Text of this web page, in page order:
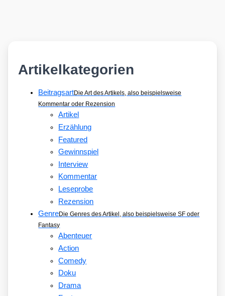
Artikelkategorien
BeitragsartDie Art des Artikels, also beispielsweise
Kommentar oder Rezension
Artikel
Erzählung
Featured
Gewinnspiel
Interview
Kommentar
Leseprobe
Rezension
GenreDie Genres des Artikel, also beispielsweise SF oder
Fantasy
Abenteuer
Action
Comedy
Doku
Drama